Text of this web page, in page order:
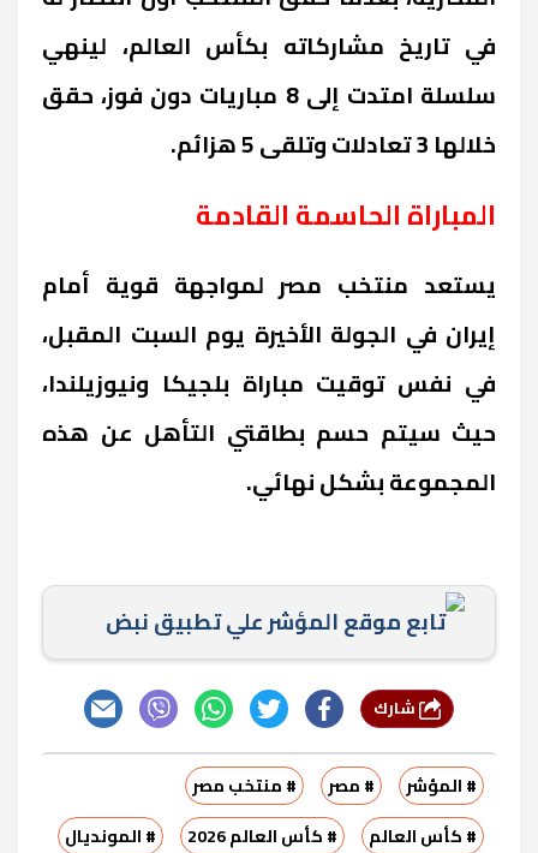
في تاريخ مشاركاته بكأس العالم، لينهي
سلسلة امتدت إلى 8 مباريات دون فوز، حقق
خلالها 3 تعادلات وتلقى 5 هزائم.
المباراة الحاسمة القادمة
يستعد منتخب مصر لمواجهة قوية أمام
إيران في الجولة الأخيرة يوم السبت المقبل،
في نفس توقيت مباراة بلجيكا ونيوزيلندا،
حيث سيتم حسم بطاقتي التأهل عن هذه
المجموعة بشكل نهائي.
تابع موقع المؤشر علي تطبيق نبض
# المؤشر # مصر
# منتخب مصر
# كأس العالم
# كأس العالم 2026 # المونديال